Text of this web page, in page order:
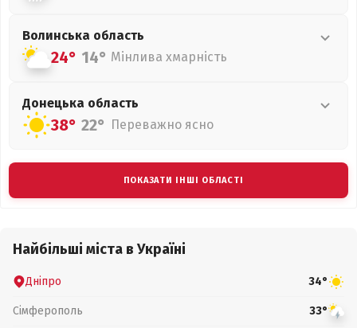
Волинська область
24° 14° Мінлива хмарність
Донецька область
38° 22° Переважно ясно
ПОКАЗАТИ ІНШІ ОБЛАСТІ
Найбільші міста в Україні
Дніпро 34°
Сімферополь 33°